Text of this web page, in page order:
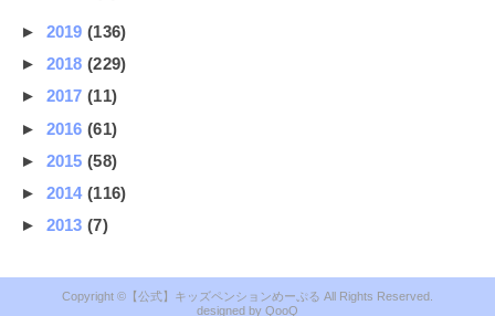
► 2019(136)
► 2018(229)
► 2017(11)
► 2016(61)
► 2015(58)
► 2014(116)
► 2013(7)
【公式】キッズペンションめーぷる
QooQ